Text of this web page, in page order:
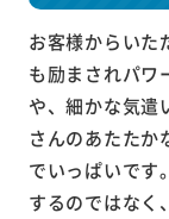
お客様からいた
も励まされパワ
や、細かな気遣
さんのあたたか
でいっぱいです
するのではなく